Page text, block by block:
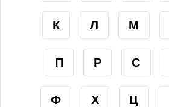
К Л М
П Р С
Ф Х Ц